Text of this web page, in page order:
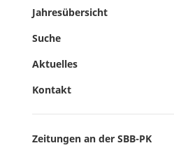
Jahresübersicht
Suche
Aktuelles
Kontakt
Zeitungen an der SBB-PK